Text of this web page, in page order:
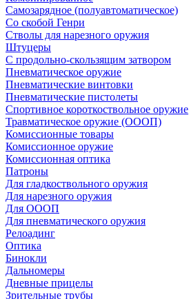
Самозарядное (полуавтоматическое)
Со скобой Генри
Стволы для нарезного оружия
Штуцеры
С продольно-скользящим затвором
Пневматическое оружие
Пневматические винтовки
Пневматические пистолеты
Спортивное короткоствольное оружие
Травматическое оружие (ОООП)
Комиссионные товары
Комиссионное оружие
Комиссионная оптика
Патроны
Для гладкоствольного оружия
Для нарезного оружия
Для ОООП
Для пневматического оружия
Релоадинг
Оптика
Бинокли
Дальномеры
Дневные прицелы
Зрительные трубы